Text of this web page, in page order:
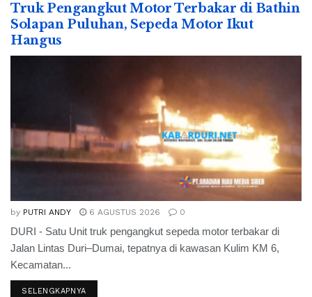
Truk Pengangkut Motor Terbakar di Bathin
Solapan Puluhan, Sepeda Motor Ikut
Hangus
by PUTRI ANDY 6 AGUSTUS 2026 0
DURI - Satu Unit truk pengangkut sepeda motor terbakar di
Jalan Lintas Duri–Dumai, tepatnya di kawasan Kulim KM 6,
Kecamatan...
SELENGKAPNYA